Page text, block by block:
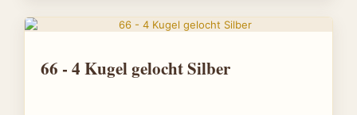
66 - 4 Kugel gelocht Silber